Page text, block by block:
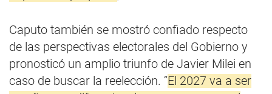
Caputo también se mostró confiado respecto
de las perspectivas electorales del Gobierno y
pronosticó un amplio triunfo de Javier Milei en
caso de buscar la reelección. “El 2027 va a ser